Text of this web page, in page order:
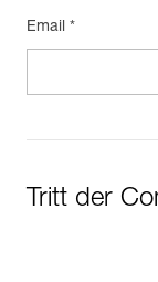
Email *
Tritt der